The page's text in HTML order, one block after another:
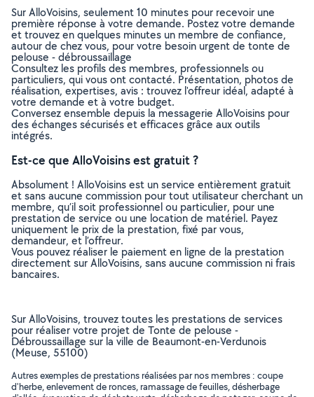
Sur AlloVoisins, seulement 10 minutes pour recevoir une
première réponse à votre demande. Postez votre demande
et trouvez en quelques minutes un membre de confiance,
autour de chez vous, pour votre besoin urgent de tonte de
pelouse - débroussaillage
Consultez les profils des membres, professionnels ou
particuliers, qui vous ont contacté. Présentation, photos de
réalisation, expertises, avis : trouvez l'offreur idéal, adapté à
votre demande et à votre budget.
Conversez ensemble depuis la messagerie AlloVoisins pour
des échanges sécurisés et efficaces grâce aux outils
intégrés.
Est-ce que AlloVoisins est gratuit ?
Absolument ! AlloVoisins est un service entièrement gratuit
et sans aucune commission pour tout utilisateur cherchant un
membre, qu’il soit professionnel ou particulier, pour une
prestation de service ou une location de matériel. Payez
uniquement le prix de la prestation, fixé par vous,
demandeur, et l’offreur.
Vous pouvez réaliser le paiement en ligne de la prestation
directement sur AlloVoisins, sans aucune commission ni frais
bancaires.
Sur AlloVoisins, trouvez toutes les prestations de services
pour réaliser votre projet de Tonte de pelouse -
Débroussaillage sur la ville de Beaumont-en-Verdunois
(Meuse, 55100)
Autres exemples de prestations réalisées par nos membres : coupe
d'herbe, enlevement de ronces, ramassage de feuilles, désherbage